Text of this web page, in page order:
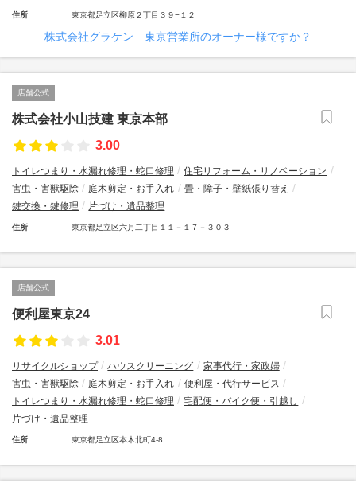
住所 東京都足立区柳原２丁目３９−１２
株式会社グラケン 東京営業所のオーナー様ですか？
店舗公式
株式会社小山技建 東京本部
3.00
トイレつまり・水漏れ修理・蛇口修理
住宅リフォーム・リノベーション
害虫・害獣駆除
庭木剪定・お手入れ
畳・障子・壁紙張り替え
鍵交換・鍵修理
片づけ・遺品整理
住所 東京都足立区六月二丁目１１－１７－３０３
店舗公式
便利屋東京24
3.01
リサイクルショップ ハウスクリーニング
家事代行・家政婦
害虫・害獣駆除
庭木剪定・お手入れ
便利屋・代行サービス
トイレつまり・水漏れ修理・蛇口修理
宅配便・バイク便・引越し
片づけ・遺品整理
住所 東京都足立区本木北町4-8